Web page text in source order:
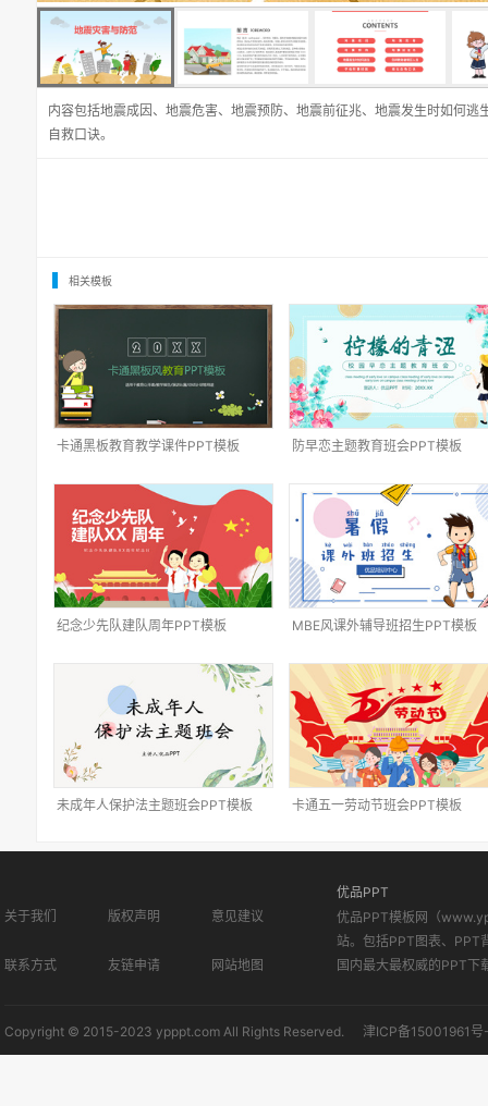
内容包括地震成因、地震危害、地震预防、地震前征兆、地震发生时如何
自救口诀。
相关模板
卡通黑板教育教学课件PPT模板 防早恋主题教育班会PPT模板
纪念少先队建队周年PPT模板 MBE风课外辅导班招生PPT模板
未成年人保护法主题班会PPT模板 卡通五一劳动节班会PPT模板
关于我们 版权声明 意见建议
联系方式 友链申请 网站地图
优品PPT
优品PPT模板网（
站。包括PPT图表、PPT
国内最大最权威的PPT下
Copyright © 2015-2023 ypppt.com All Rights Reserved. 津ICP备15001961号